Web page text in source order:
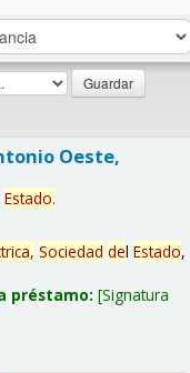
Oeste,
Estado.
Sociedad del Estado,
préstamo: Signatura